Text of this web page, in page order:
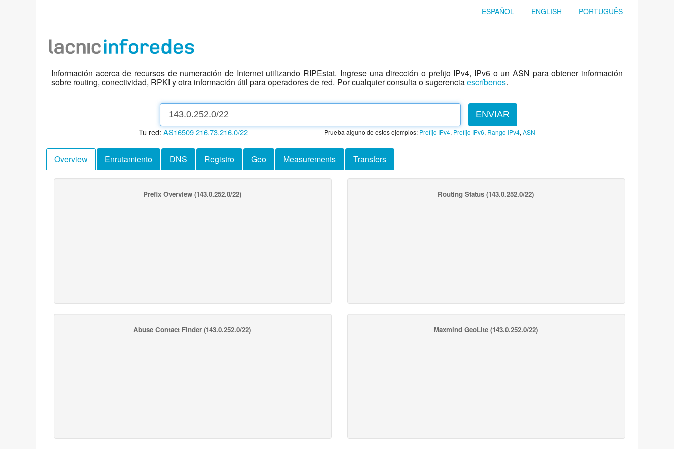
ESPAÑOL ENGLISH PORTUGUÊS
Información acerca de recursos de numeración de Internet utilizando RIPEstat. Ingrese una dirección o prefijo IPv4, IPv6 o un ASN para obtener información
sobre routing, conectividad, RPKI y otra información útil para operadores de red. Por cualquier consulta o sugerenciaescríbenos.
ENVIAR
Tu red: AS16509216.73.216.0/22 Prueba alguno de estos ejemplos: Prefijo IPv4, Prefijo IPv6, Rango IPv4, ASN
Overview Enrutamiento DNS Registro Geo Measurements Transfers
Prefix Overview(143.0.252.0/22) Routing Status(143.0.252.0/22)
Abuse Contact Finder (143.0.252.0/22) Maxmind GeoLite(143.0.252.0/22)